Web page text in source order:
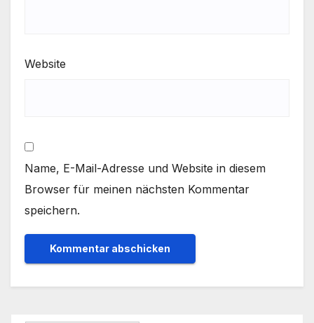
Website
Name, E-Mail-Adresse und Website in diesem
Browser für meinen nächsten Kommentar
speichern.